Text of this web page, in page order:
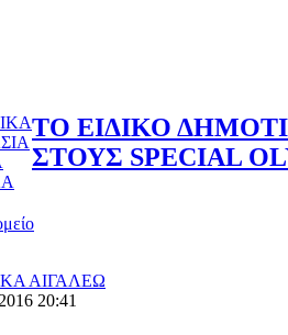
ΤΟ ΕΙΔΙΚΟ
ΣΤΟΥΣ SPECIAL
ΑΙΓΑΛΕΩ
20:41